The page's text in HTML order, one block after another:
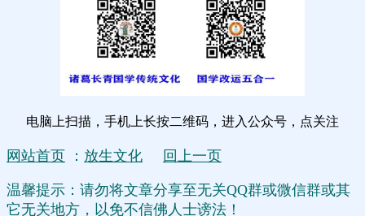
电脑上扫描，手机上长按二维码，进入公众号，点关注
网站首页 ： 放生文化 回上一页
温馨提示：请勿将文章分享至无关QQ群或微信群或其
它无关地方，以免不信佛人士谤法！